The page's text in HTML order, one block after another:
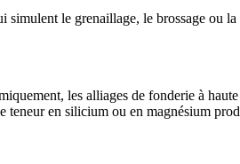
le grenaillage, le brossage ou
les alliages de fonderie à
en silicium ou en magnésium